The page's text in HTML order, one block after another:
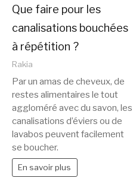
Que faire pour les
canalisations bouchées
à répétition ?
Rakia
Par un amas de cheveux, de
restes alimentaires le tout
aggloméré avec du savon, les
canalisations d’éviers ou de
lavabos peuvent facilement
se boucher.
En savoir plus